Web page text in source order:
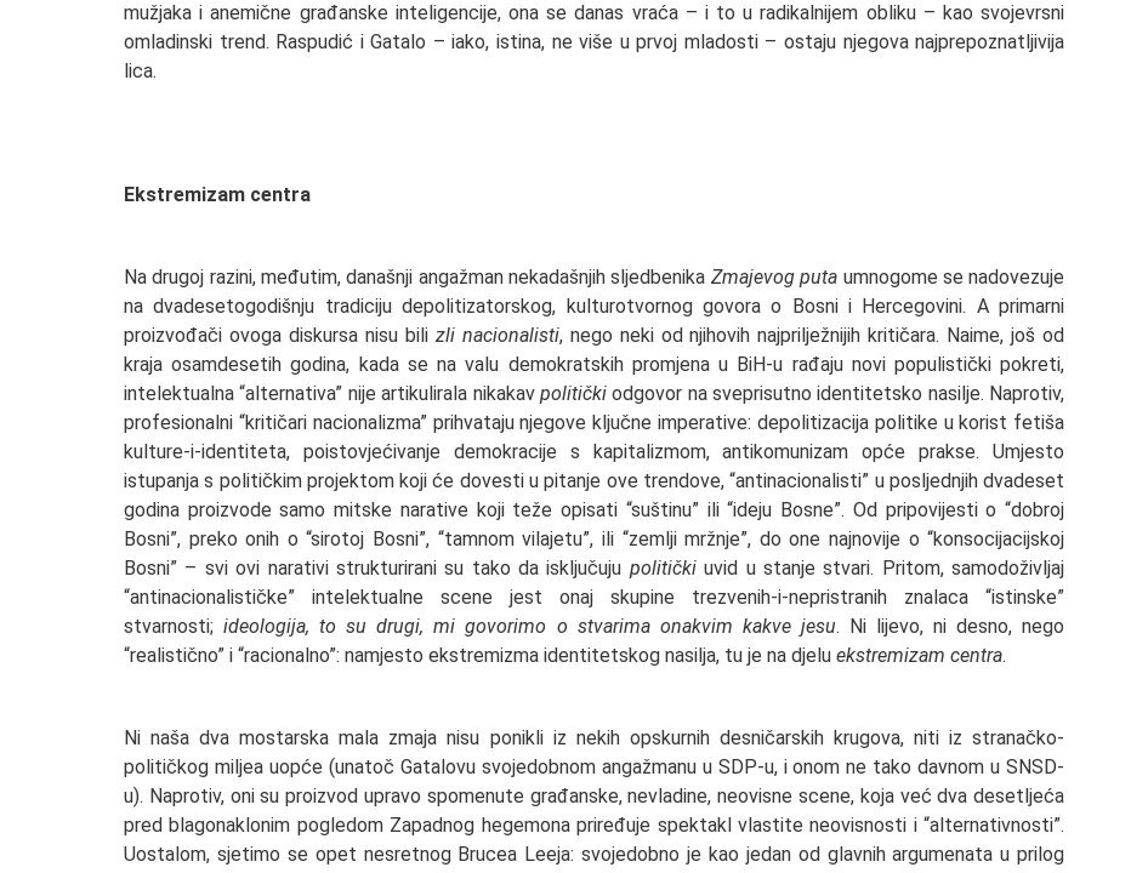
mužjaka i anemične građanske inteligencije, ona se danas vraća – i to u radikalnijem obliku – kao svojevrsni
omladinski trend. Raspudić i Gatalo – iako, istina, ne više u prvoj mladosti – ostaju njegova najprepoznatljivija
lica.
Ekstremizam centra
Na drugoj razini, međutim, današnji angažman nekadašnjih sljedbenika Zmajevog puta umnogome se nadovezuje
na dvadesetogodišnju tradiciju depolitizatorskog, kulturotvornog govora o Bosni i Hercegovini. A primarni
proizvođači ovoga diskursa nisu bili zli nacionalisti, nego neki od njihovih najprilježnijih kritičara. Naime, još od
kraja osamdesetih godina, kada se na valu demokratskih promjena u BiH-u rađaju novi populistički pokreti,
intelektualna “alternativa” nije artikulirala nikakav političkiodgovor na sveprisutno identitetsko nasilje. Naprotiv,
profesionalni “kritičari nacionalizma” prihvataju njegove ključne imperative: depolitizacija politike u korist fetiša
kulture-i-identiteta, poistovjećivanje demokracije s kapitalizmom, antikomunizam opće prakse. Umjesto
istupanja s političkim projektom koji će dovesti u pitanje ove trendove, “antinacionalisti” u posljednjih dvadeset
godina proizvode samo mitske narative koji teže opisati “suštinu” ili “ideju Bosne”. Od pripovijesti o “dobroj
Bosni”, preko onih o “sirotoj Bosni”, “tamnom vilajetu”, ili “zemlji mržnje”, do one najnovije o “konsocijacijskoj
Bosni” – svi ovi narativi strukturirani su tako da isključuju političkiuvid u stanje stvari. Pritom, samodoživljaj
“antinacionalističke” intelektualne scene jest onaj skupine trezvenih-i-nepristranih znalaca “istinske”
stvarnosti;ideologija, to su drugi, mi govorimo o stvarima onakvim kakve jesu. Ni lijevo, ni desno, nego
“realistično” i “racionalno”: namjesto ekstremizma identitetskog nasilja, tu je na djelu ekstremizam centra.
Ni naša dva mostarska mala zmaja nisu ponikli iz nekih opskurnih desničarskih krugova, niti iz stranačko-
političkog miljea uopće (unatoč Gatalovu svojedobnom angažmanu u SDP-u, i onom ne tako davnom u SNSD-
u). Naprotiv, oni su proizvod upravo spomenute građanske, nevladine, neovisne scene, koja već dva desetljeća
pred blagonaklonim pogledom Zapadnog hegemona priređuje spektakl vlastite neovisnosti i “alternativnosti”.
Uostalom, sjetimo se opet nesretnog Brucea Leeja: svojedobno je kao jedan od glavnih argumenata u prilog